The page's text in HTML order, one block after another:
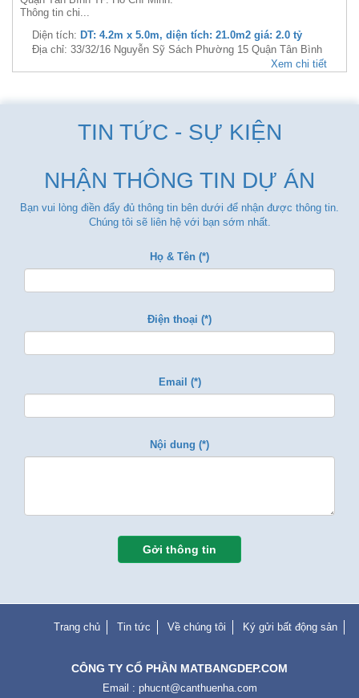
Thông tin chi...
Diện tích: DT: 4.2m x 5.0m, diện tích: 21.0m2 giá: 2.0 tỷ
Địa chỉ: 33/32/16 Nguyễn Sỹ Sách Phường 15 Quận Tân Bình
Xem chi tiết
TIN TỨC - SỰ KIỆN
NHẬN THÔNG TIN DỰ ÁN
Bạn vui lòng điền đẩy đủ thông tin bên dưới để nhận được thông tin.
Chúng tôi sẽ liên hệ với bạn sớm nhất.
Họ & Tên (*)
Điện thoại (*)
Email (*)
Nội dung (*)
Gởi thông tin
Trang chủ Tin tức Về chúng tôi Ký gửi bất động sản
CÔNG TY CỔ PHẦN MATBANGDEP.COM
Email : phucnt@canthuenha.com